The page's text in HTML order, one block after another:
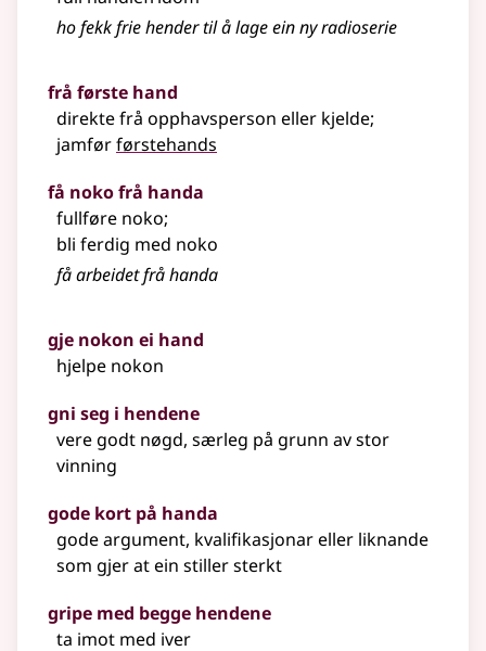
ho fekk frie hender til å lage ein ny radioserie
frå første hand
direkte frå opphavsperson eller kjelde;
jamførførstehands
få noko frå handa
fullføre noko;
bli ferdig med noko
få arbeidet frå handa
gje nokon ei hand
hjelpe nokon
gni seg i hendene
vere godt nøgd, særleg på grunn avstor
vinning
gode kort på handa
gode argument, kvalifikasjonareller liknande
som gjer at ein stiller sterkt
gripe med begge hendene
ta imot med iver